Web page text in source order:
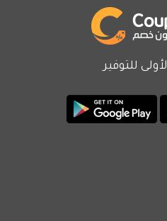
للتوفير